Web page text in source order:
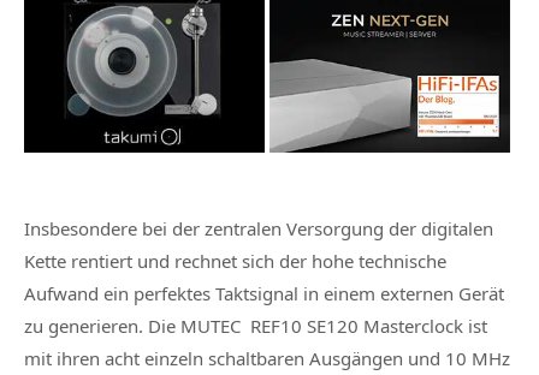
Insbesondere bei der zentralen Versorgung der digitalen
Kette rentiert und rechnet sich der hohe technische
Aufwand ein perfektes Taktsignal in einem externen Gerät
zu generieren. Die MUTEC REF10 SE120 Masterclock ist
mit ihren acht einzeln schaltbaren Ausgängen und 10 MHz